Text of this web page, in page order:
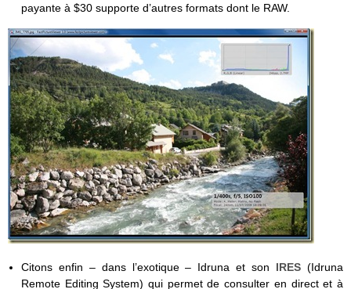
payante à $30 supporte d’autres formats dont le RAW.
Citons enfin – dans l’exotique – Idruna et son IRES (Idruna
Remote Editing System) qui permet de consulter en direct et à